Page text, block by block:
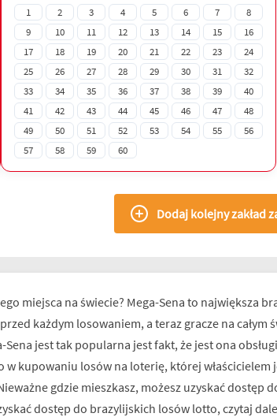
1 2 3 4 5 6 7
8
9
10 11 12 13 14 15
16
17
18 19 20 21 22 23
24
25
26 27 28 29 30 31
32
33
34 35 36 37 38 39
40
41
42 43 44 45 46 47
48
49
50 51 52 53 54 55
56
57
58 59 60
Dodaj kolejny zakład
miejsca na świecie? Mega-Sena to największa
każdym losowaniem, a teraz gracze na
jest tak popularna jest fakt, że jest ona
kupowaniu losów na loterię, której
gdzie mieszkasz, możesz uzyskać dostęp
dostęp do brazylijskich losów lotto, czytaj